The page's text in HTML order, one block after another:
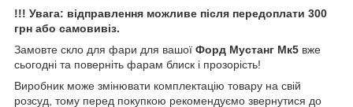
!!! Увага: відправлення можливе після передоплати 300
грн або самовивіз.
Замовте скло для фари для вашої Форд Мустанг Мк5 вже
сьогодні та поверніть фарам блиск і прозорість!
Виробник може змінювати комплектацію товару на свій
розсуд, тому перед покупкою рекомендуємо звернутися до